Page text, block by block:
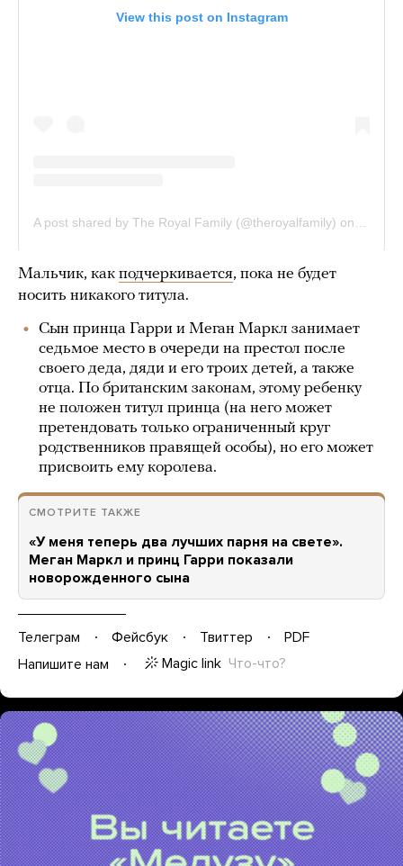
Мальчик, как подчеркивается, пока не будет
носить никакого титула.
Сын принца Гарри и Меган Маркл занимает
седьмое место в очереди на престол после
своего деда, дяди и его троих детей, а также
отца. По британским законам, этому ребенку
не положен титул принца (на него может
претендовать только ограниченный круг
родственников правящей особы), но его может
присвоить ему королева.
СМОТРИТЕ ТАКЖЕ
«У меня теперь два лучших парня на свете».
Меган Маркл и принц Гарри показали
новорожденного сына
Телеграм Фейсбук Твиттер
PDF
Напишите нам
Magic link Что-что?